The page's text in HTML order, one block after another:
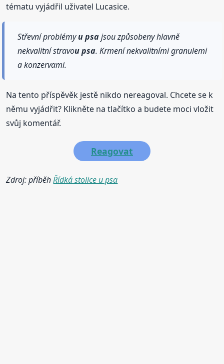
tématu vyjádřil uživatel Lucasice.
Střevní problémyu psajsou způsobeny hlavně
nekvalitní stravou psa. Krmení nekvalitními granulemi
a konzervami.
Na tento příspěvěk jestě nikdo nereagoval. Chcete se k
němu vyjádřit? Klikněte na tlačítko a budete moci vložit
svůj komentář.
Reagovat
Zdroj: příběhŘídká stolice u psa